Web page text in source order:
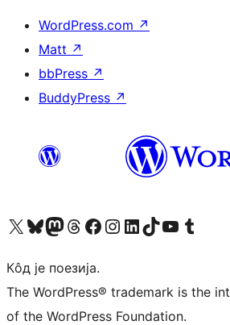
WordPress.com ↗
Matt ↗
bbPress ↗
BuddyPress ↗
Visit our X (formerly Twitter) account
Посетите наш Bluesky налог
Visit our Mastodon account
Посетите наш налог на Threads-у Visit our Facebook page
Посетите наш Инстаграм налог
Visit our LinkedIn account
Посетите наш TikTok налог
Visit our YouTube channel
Посетите наш Tumblr налог
Кôд је поезија.
The WordPress® trademark is the
of the WordPress Foundation.